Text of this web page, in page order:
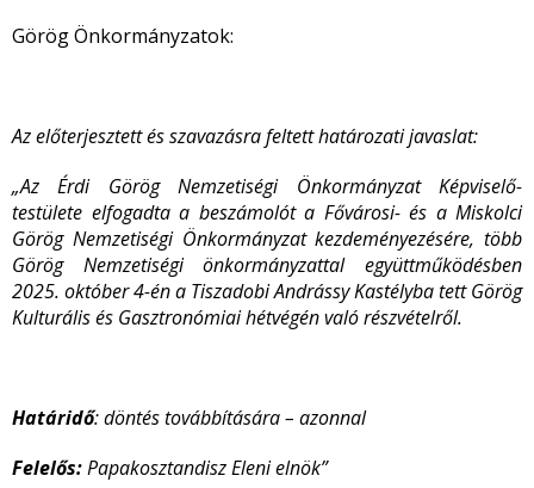
Görög Önkormányzatok:
Az előterjesztett és szavazásra feltett határozati javaslat:
„Az Érdi Görög Nemzetiségi Önkormányzat Képviselő-
testülete elfogadta a beszámolót a Fővárosi- és a Miskolci
Görög Nemzetiségi Önkormányzat kezdeményezésére, több
Görög Nemzetiségi önkormányzattal együttműködésben
2025. október 4-én a Tiszadobi Andrássy Kastélyba tett Görög
Kulturális és Gasztronómiai hétvégén való részvételről.
Határidő: döntés továbbítására – azonnal
Felelős:Papakosztandisz Eleni elnök”